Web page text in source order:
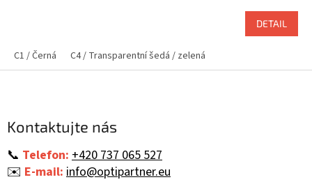
DETAIL
C1 / Černá C4 / Transparentní šedá / zelená
Kontaktujte nás
📞 Telefon: +420 737 065 527
✉️ E-mail: info@optipartner.eu